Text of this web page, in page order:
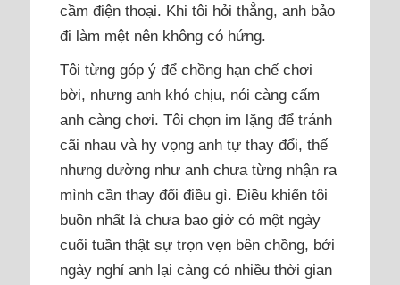
cầm điện thoại. Khi tôi hỏi thẳng, anh bảo
đi làm mệt nên không có hứng.
Tôi từng góp ý để chồng hạn chế chơi
bời, nhưng anh khó chịu, nói càng cấm
anh càng chơi. Tôi chọn im lặng để tránh
cãi nhau và hy vọng anh tự thay đổi, thế
nhưng dường như anh chưa từng nhận ra
mình cần thay đổi điều gì. Điều khiến tôi
buồn nhất là chưa bao giờ có một ngày
cuối tuần thật sự trọn vẹn bên chồng, bởi
ngày nghỉ anh lại càng có nhiều thời gian